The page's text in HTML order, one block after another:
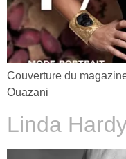
Couverture du
Ouazani
Linda